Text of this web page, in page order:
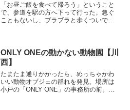
「お昼ご飯を食べて帰ろう」ということ
で、参道を駅の方へ下って行った。急ぐ
こともないし、ブラブラと歩くついでに
萄が気になるお年頃なもん...
ONLY ONEの動かない動物園【川
西】
たまたま通りかかったら、めっちゃかわ
いい動物オブジェの群れを発見。場所は
小戸の「ONLY ONE」の事務所の前。こ